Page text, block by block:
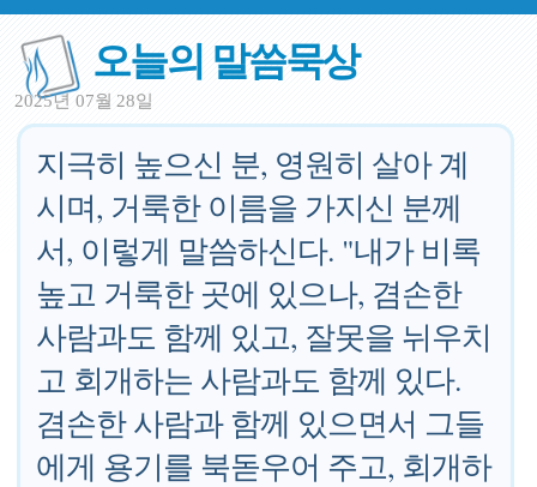
오늘의 말씀묵상
2025년 07월 28일
지극히 높으신 분, 영원히 살아 계
시며, 거룩한 이름을 가지신 분께
서, 이렇게 말씀하신다. "내가 비록
높고 거룩한 곳에 있으나, 겸손한
사람과도 함께 있고, 잘못을 뉘우치
고 회개하는 사람과도 함께 있다.
겸손한 사람과 함께 있으면서 그들
에게 용기를 북돋우어 주고, 회개하